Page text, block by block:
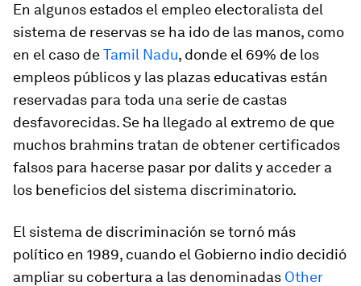
En algunos estados el empleo electoralista del
sistema de reservas se ha ido de las manos, como
en el caso deTamil Nadu, donde el 69% de los
empleos públicos y las plazas educativas están
reservadas para toda una serie de castas
desfavorecidas. Se ha llegado al extremo de que
muchos brahminstratan de obtener certificados
falsos para hacerse pasar por dalitsy acceder a
los beneficios del sistema discriminatorio.
El sistema de discriminación se tornó más
político en 1989, cuando el Gobierno indio decidió
ampliar su cobertura a las denominadas Other